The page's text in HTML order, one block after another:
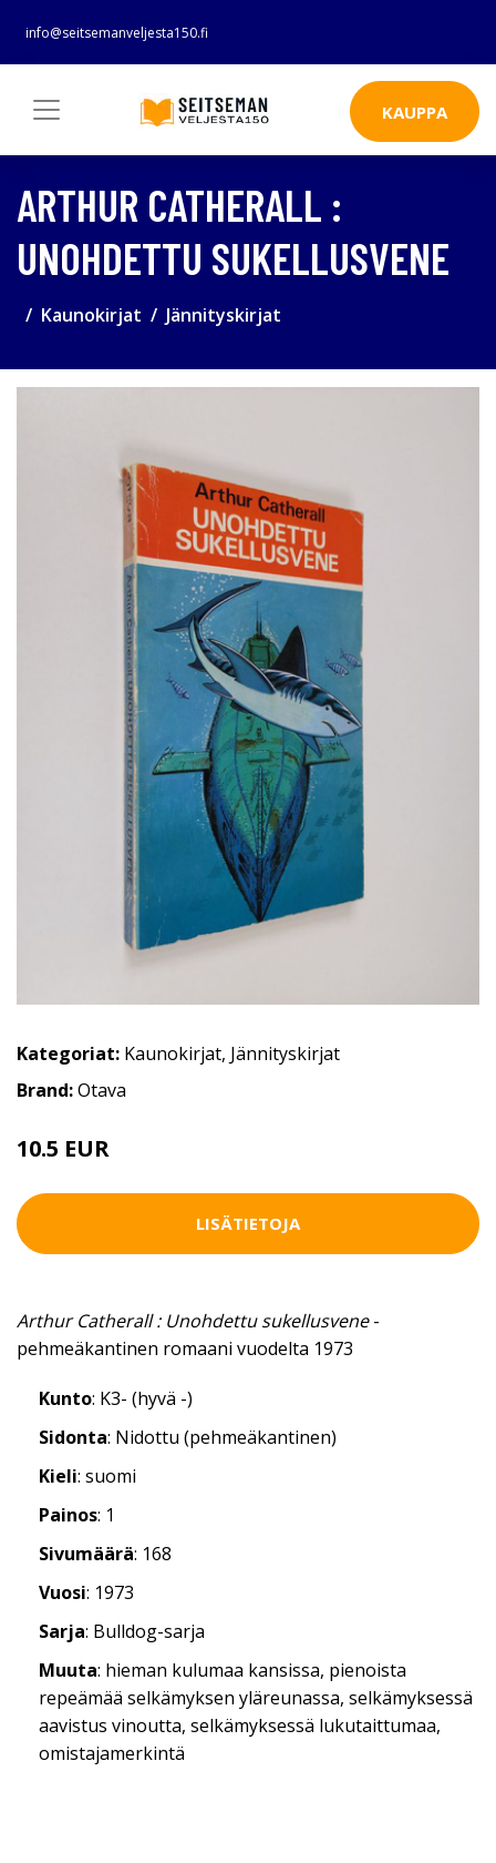
info@seitsemanveljesta150.fi
KAUPPA
ARTHUR CATHERALL :
UNOHDETTU SUKELLUSVENE
Kaunokirjat Jännityskirjat
Kategoriat: Kaunokirjat, Jännityskirjat
Brand:Otava
10.5 EUR
LISÄTIETOJA
Arthur Catherall : Unohdettu sukellusvene-
pehmeäkantinen romaani vuodelta 1973
Kunto: K3- (hyvä -)
Sidonta: Nidottu (pehmeäkantinen)
Kieli: suomi
Painos: 1
Sivumäärä: 168
Vuosi: 1973
Sarja: Bulldog-sarja
Muuta: hieman kulumaa kansissa, pienoista
repeämää selkämyksen yläreunassa, selkämyksessä
aavistus vinoutta, selkämyksessä lukutaittumaa,
omistajamerkintä